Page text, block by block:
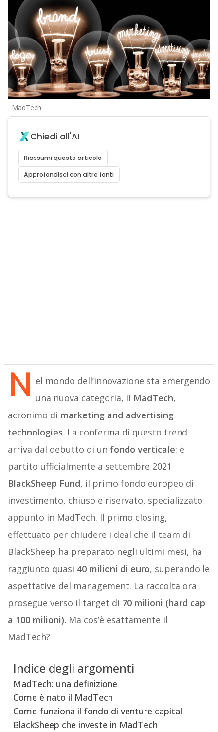
MadTech
Chiedi all'AI
Riassumi questo articolo
Approfondisci con altre fonti
N el mondo dell’innovazione sta emergendo
una nuova categoria, il MadTech,
acronimo di marketing and advertising
technologies. La conferma di questo trend
arriva dal debutto di un fondo verticale: è
partito ufficialmente a settembre 2021
BlackSheep Fund, il primo fondo europeo di
investimento, chiuso e riservato, specializzato
appunto in MadTech. Il primo closing,
effettuato per chiudere i deal che il team di
BlackSheep ha preparato negli ultimi mesi, ha
raggiunto quasi 40 milioni di euro, superando le
aspettative del management. La raccolta ora
prosegue verso il target di 70 milioni (hard cap
a 100 milioni). Ma cos’è esattamente il
MadTech?
Indice degli argomenti
MadTech: una definizione
Come è nato il MadTech
Come funziona il fondo di venture capital
BlackSheep che investe in MadTech